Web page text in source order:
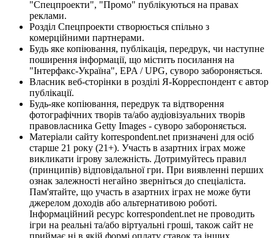
"Спецпроекти", "Промо" публікуються на правах
реклами.
Розділ Спецпроекти створюється спільно з
комерційними партнерами.
Будь яке копіювання, публікація, передрук, чи наступне
поширення інформації, що містить посилання на
"Інтерфакс-Україна", EPA / UPG, суворо забороняється.
Власник веб-сторінки в розділі Я-Корреспондент є автор
публікації.
Будь-яке копіювання, передрук та відтворення
фотографічних творів та/або аудіовізуальних творів
правовласника Getty Images - суворо забороняється.
Матеріали сайту korrespondent.net призначені для осіб
старше 21 року (21+). Участь в азартних іграх може
викликати ігрову залежність. Дотримуйтесь правил
(принципів) відповідальної гри. При виявленні перших
ознак залежності негайно зверніться до спеціаліста.
Пам'ятайте, що участь в азартних іграх не може бути
джерелом доходів або альтернативою роботі.
Інформаційний ресурс korrespondent.net не проводить
ігри на реальні та/або віртуальні гроші, також сайт не
приймає ні в якій формі оплату ставок та інших